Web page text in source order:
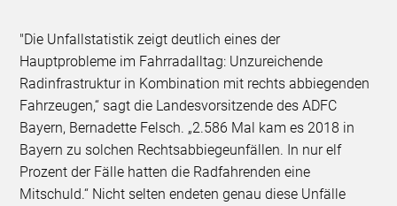
"Die Unfallstatistik zeigt deutlich eines der
Hauptprobleme im Fahrradalltag: Unzureichende
Radinfrastruktur in Kombination mit rechts abbiegenden
Fahrzeugen,“ sagt die Landesvorsitzende des ADFC
Bayern, Bernadette Felsch. „2.586 Mal kam es 2018 in
Bayern zu solchen Rechtsabbiegeunfällen. In nur elf
Prozent der Fälle hatten die Radfahrenden eine
Mitschuld.“ Nicht selten endeten genau diese Unfälle